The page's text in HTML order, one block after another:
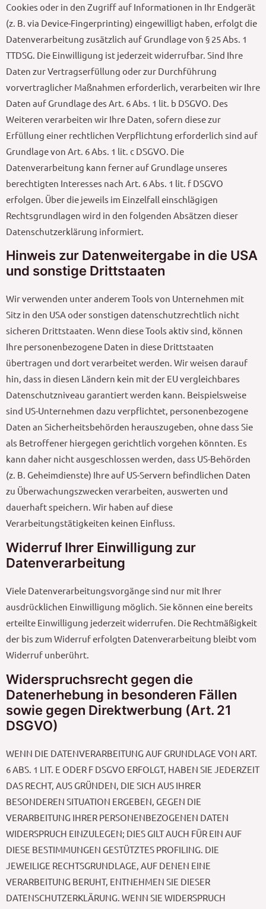
Cookies oder in den Zugriff auf Informationen in Ihr Endgerät
(z. B. via Device-Fingerprinting) eingewilligt haben, erfolgt die
Datenverarbeitung zusätzlich auf Grundlage von § 25 Abs. 1
TTDSG. Die Einwilligung ist jederzeit widerrufbar. Sind Ihre
Daten zur Vertragserfüllung oder zur Durchführung
vorvertraglicher Maßnahmen erforderlich, verarbeiten wir Ihre
Daten auf Grundlage des Art. 6 Abs. 1 lit. b DSGVO. Des
Weiteren verarbeiten wir Ihre Daten, sofern diese zur
Erfüllung einer rechtlichen Verpflichtung erforderlich sind auf
Grundlage von Art. 6 Abs. 1 lit. c DSGVO. Die
Datenverarbeitung kann ferner auf Grundlage unseres
berechtigten Interesses nach Art. 6 Abs. 1 lit. f DSGVO
erfolgen. Über die jeweils im Einzelfall einschlägigen
Rechtsgrundlagen wird in den folgenden Absätzen dieser
Datenschutzerklärung informiert.
Hinweis zur Datenweitergabe in die USA
und sonstige Drittstaaten
Wir verwenden unter anderem Tools von Unternehmen mit
Sitz in den USA oder sonstigen datenschutzrechtlich nicht
sicheren Drittstaaten. Wenn diese Tools aktiv sind, können
Ihre personenbezogene Daten in diese Drittstaaten
übertragen und dort verarbeitet werden. Wir weisen darauf
hin, dass in diesen Ländern kein mit der EU vergleichbares
Datenschutzniveau garantiert werden kann. Beispielsweise
sind US-Unternehmen dazu verpflichtet, personenbezogene
Daten an Sicherheitsbehörden herauszugeben, ohne dass Sie
als Betroffener hiergegen gerichtlich vorgehen könnten. Es
kann daher nicht ausgeschlossen werden, dass US-Behörden
(z. B. Geheimdienste) Ihre auf US-Servern befindlichen Daten
zu Überwachungszwecken verarbeiten, auswerten und
dauerhaft speichern. Wir haben auf diese
Verarbeitungstätigkeiten keinen Einfluss.
Widerruf Ihrer Einwilligung zur
Datenverarbeitung
Viele Datenverarbeitungsvorgänge sind nur mit Ihrer
ausdrücklichen Einwilligung möglich. Sie können eine bereits
erteilte Einwilligung jederzeit widerrufen. Die Rechtmäßigkeit
der bis zum Widerruf erfolgten Datenverarbeitung bleibt vom
Widerruf unberührt.
Widerspruchsrecht gegen die
Datenerhebung in besonderen Fällen
sowie gegen Direktwerbung (Art. 21
DSGVO)
WENN DIE DATENVERARBEITUNG AUF GRUNDLAGE VON ART.
6 ABS. 1 LIT. E ODER F DSGVO ERFOLGT, HABEN SIE JEDERZEIT
DAS RECHT, AUS GRÜNDEN, DIE SICH AUS IHRER
BESONDEREN SITUATION ERGEBEN, GEGEN DIE
VERARBEITUNG IHRER PERSONENBEZOGENEN DATEN
WIDERSPRUCH EINZULEGEN; DIES GILT AUCH FÜR EIN AUF
DIESE BESTIMMUNGEN GESTÜTZTES PROFILING. DIE
JEWEILIGE RECHTSGRUNDLAGE, AUF DENEN EINE
VERARBEITUNG BERUHT, ENTNEHMEN SIE DIESER
DATENSCHUTZERKLÄRUNG. WENN SIE WIDERSPRUCH